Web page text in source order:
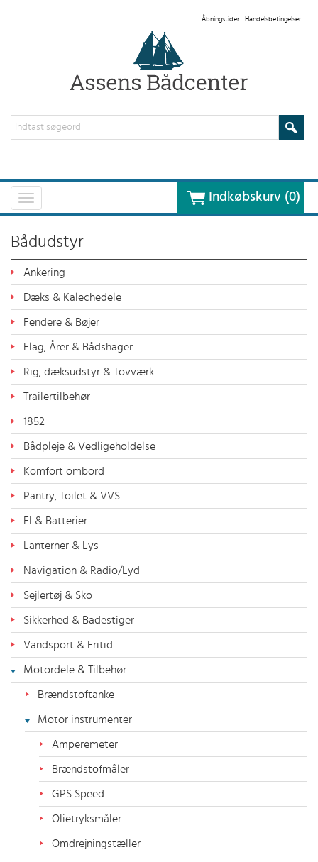
Åbningstider Handelsbetingelser
Toggle
navigation
Indkøbskurv (0)
Bådudstyr
Ankering
Dæks & Kalechedele
Fendere & Bøjer
Flag, Årer & Bådshager
Rig, dæksudstyr & Tovværk
Trailertilbehør
1852
Bådpleje & Vedligeholdelse
Komfort ombord
Pantry, Toilet & VVS
El & Batterier
Lanterner & Lys
Navigation & Radio/Lyd
Sejlertøj & Sko
Sikkerhed & Badestiger
Vandsport & Fritid
Motordele & Tilbehør
Brændstoftanke
Motor instrumenter
Amperemeter
Brændstofmåler
GPS Speed
Olietryksmåler
Omdrejningstæller